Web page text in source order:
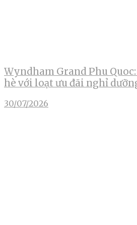
Wyndham Grand Phu
hè với loạt ưu đãi nghỉ
30/07/2026